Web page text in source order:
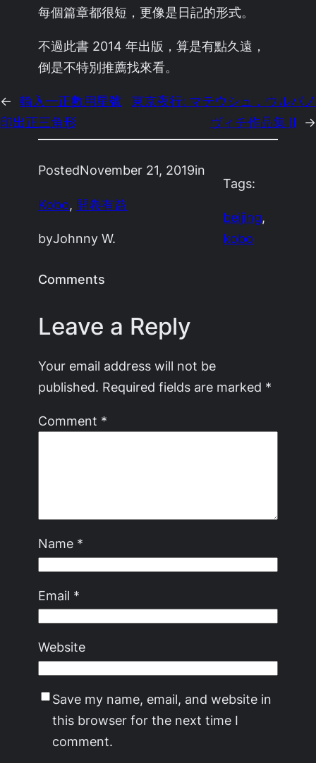
每個篇章都很短，更像是日記的形式。
不過此書 2014 年出版，算是有點久遠，
倒是不特別推薦找來看。
← 輸入一正數用星號
印出正三角形
東京夜行: マテウシュ．ウルバノ
ヴィチ作品集 II
→
PostedNovember 21, 2019in
Kobo, 開卷有益
byJohnny W.
Tags:
beijing
kobo
Comments
Leave a Reply
Your email address will not be
published. Required fields are marked *
Comment *
Name *
Email *
Website
Save my name, email, and website in
this browser for the next time I
comment.